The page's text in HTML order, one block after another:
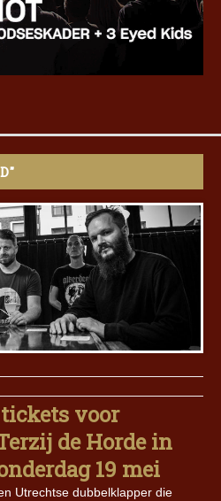
voor
de Horde in
19 mei
Utrechtse dubbelklapper die